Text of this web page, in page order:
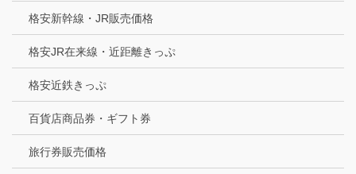
格安新幹線・JR販売価格
格安JR在来線・近距離きっぷ
格安近鉄きっぷ
百貨店商品券・ギフト券
旅行券販売価格